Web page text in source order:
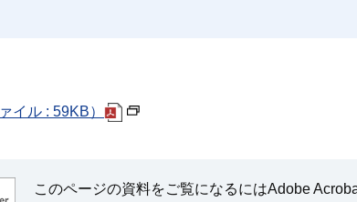
イル : 59KB）
このページの資料をご覧になるにはAdobe